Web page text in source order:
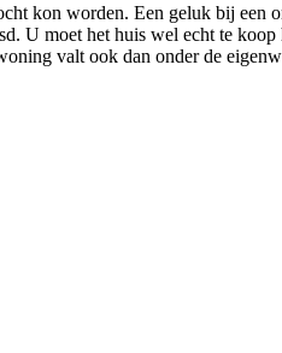
kon worden. Een geluk bij een
U moet het huis wel echt te koop
valt ook dan onder de